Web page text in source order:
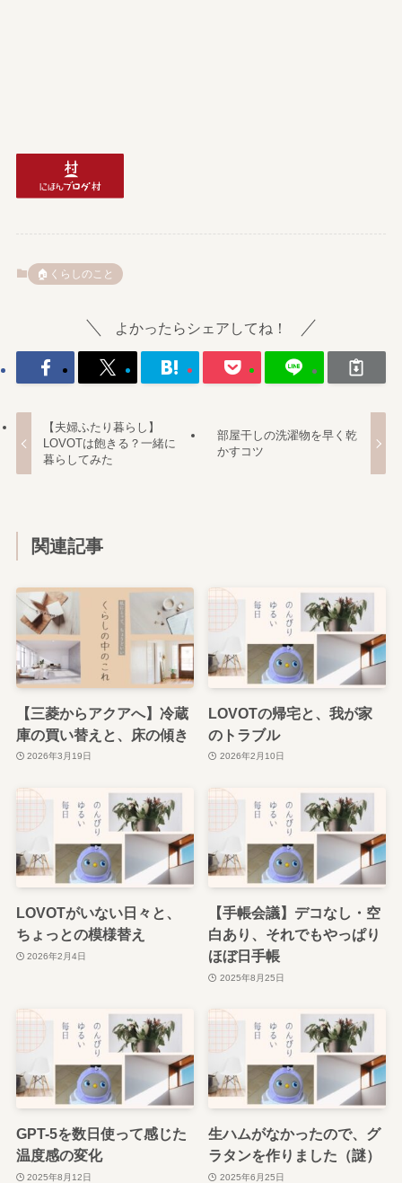
🏠️くらしのこと
よかったらシェアしてね！
【夫婦ふたり暮らし】
LOVOTは飽きる？一緒に
暮らしてみた
部屋干しの洗濯物を早く乾
かすコツ
関連記事
【三菱からアクアへ】冷蔵
庫の買い替えと、床の傾き
2026年3月19日
LOVOTの帰宅と、我が家
のトラブル
2026年2月10日
LOVOTがいない日々と、
ちょっとの模様替え
2026年2月4日
【手帳会議】デコなし・空
白あり、それでもやっぱり
ほぼ日手帳
2025年8月25日
GPT-5を数日使って感じた
温度感の変化
2025年8月12日
生ハムがなかったので、グ
ラタンを作りました（謎）
2025年6月25日